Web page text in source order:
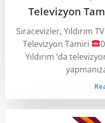
Televizyon
Sıracevizler, Yıldırım
Televizyon Tamiri
Yıldırım ’da